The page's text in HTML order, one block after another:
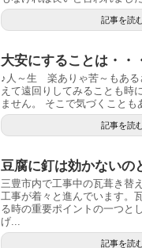
記事を読
大安にすることは・・
♪人～生 楽ありゃ苦～もあ
えて遠回りしてみることも時
ません。 そこで気づくことも
記事を読
豆腐に釘は効かないの
三豊市内で工事中の瓦葺き替
工事が着々と進んでいます。
る時の重要ポイントの一つと
げ...
記事を読